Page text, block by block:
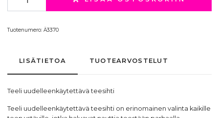
Tuotenumero: Ä3370
LISÄTIETOA TUOTEARVOSTELUT
Teeli uudelleenkäytettävä teesihti
Teeli uudelleenkäytettävä teesihti on erinomainen valinta kaikille